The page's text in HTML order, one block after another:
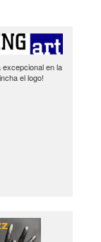
excepcional en la
el logo!